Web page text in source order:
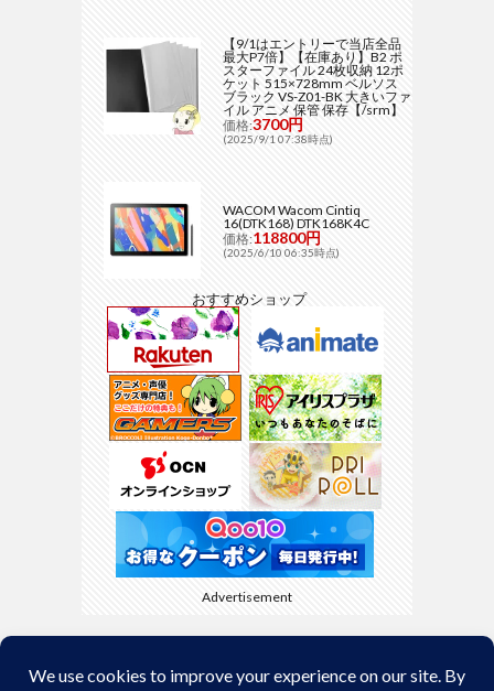
【9/1はエントリーで当店全品
最大P7倍】【在庫あり】B2 ポ
スターファイル 24枚収納 12ポ
ケット 515×728mm ベルソス
ブラック VS-Z01-BK 大きいファ
イル アニメ 保管 保存【/srm】
価格:3700円
(2025/9/1 07:38時点)
WACOM Wacom Cintiq
16(DTK168) DTK168K4C
価格:118800円
(2025/6/10 06:35時点)
おすすめショップ
Advertisement